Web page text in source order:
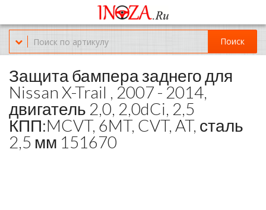
Офис обслуживания г.Краснодар (KRD) Куликова Поля 2 (магазин
Нож-мясо)
8-(967)-300-69-11
Поиск
Защита бампера заднего для
Nissan X-Trail , 2007 - 2014,
двигатель 2,0, 2,0dCi, 2,5
КПП:MCVT, 6MT, CVT, AT, сталь
2,5 мм 151670